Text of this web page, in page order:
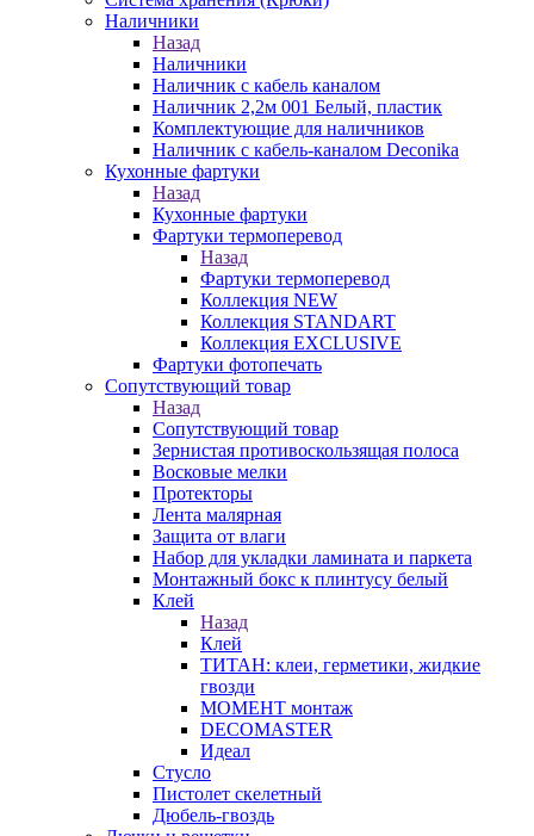
Наличники
Назад
Наличники
Наличник с кабель каналом
Наличник 2,2м 001 Белый, пластик
Комплектующие для наличников
Наличник с кабель-каналом Deconika
Кухонные фартуки
Назад
Кухонные фартуки
Фартуки термоперевод
Назад
Фартуки термоперевод
Коллекция NEW
Коллекция STANDART
Коллекция EXCLUSIVE
Фартуки фотопечать
Сопутствующий товар
Назад
Сопутствующий товар
Зернистая противоскользящая полоса
Восковые мелки
Протекторы
Лента малярная
Защита от влаги
Набор для укладки ламината и паркета
Монтажный бокс к плинтусу белый
Клей
Назад
Клей
ТИТАН: клеи, герметики, жидкие
гвозди
МОМЕНТ монтаж
DECOMASTER
Идеал
Стусло
Пистолет скелетный
Дюбель-гвоздь